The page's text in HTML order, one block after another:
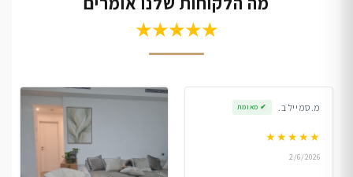
★★★★★
מ.סמייל ב. ✔ מאומת
★★★★★
2/6/2026